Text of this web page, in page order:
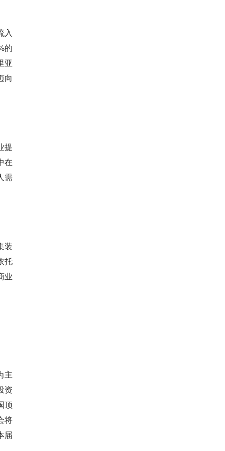
入
的
亚
向
提
在
需
装
托
业
主
资
顶
将
届